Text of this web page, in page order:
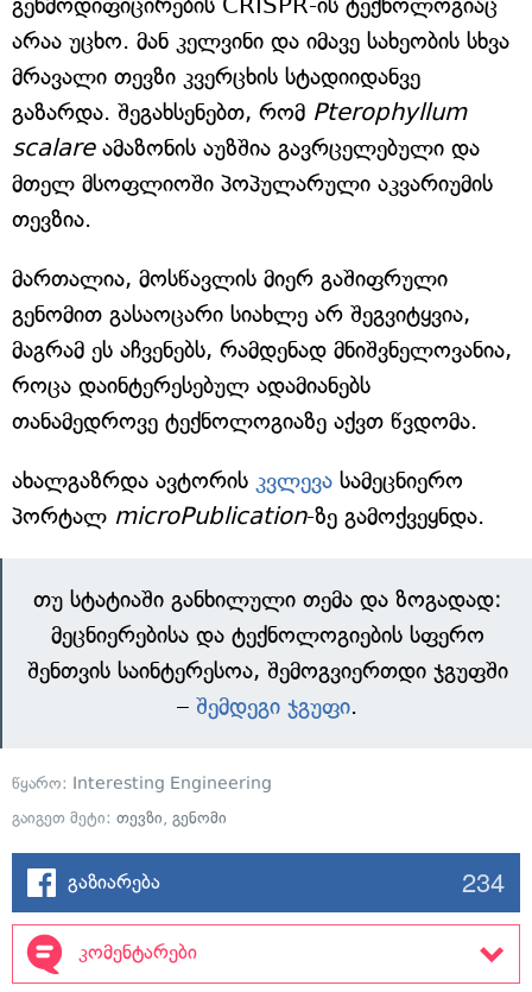
გენმოდიფიცირების CRISPR-ის ტექნოლოგიაც
არაა უცხო. მან კელვინი და იმავე სახეობის სხვა
მრავალი თევზი კვერცხის სტადიიდანვე
გაზარდა. შეგახსენებთ, რომ Pterophyllum
scalare ამაზონის აუზშია გავრცელებული და
მთელ მსოფლიოში პოპულარული აკვარიუმის
თევზია.
მართალია, მოსწავლის მიერ გაშიფრული
გენომით გასაოცარი სიახლე არ შეგვიტყვია,
მაგრამ ეს აჩვენებს, რამდენად მნიშვნელოვანია,
როცა დაინტერესებულ ადამიანებს
თანამედროვე ტექნოლოგიაზე აქვთ წვდომა.
ახალგაზრდა ავტორის კვლევა სამეცნიერო
პორტალ microPublication-ზე გამოქვეყნდა.
თუ სტატიაში განხილული თემა და ზოგადად:
მეცნიერებისა და ტექნოლოგიების სფერო
შენთვის საინტერესოა, შემოგვიერთდი ჯგუფში
– შემდეგი ჯგუფი.
წყარო: Interesting Engineering
გაიგეთ მეტი: თევზი, გენომი
გაზიარება 234
კომენტარები